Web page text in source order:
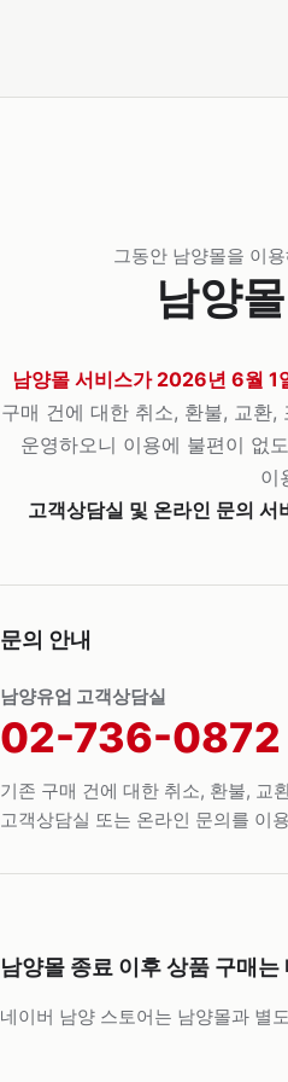
그동안 남양몰을 이
남양
남양몰 서비스가 2026년 6월 1
구매 건에 대한 취소, 환불, 교환
운영하오니 이용에 불편이 없
이
고객상담실 및 온라인 문의
문의 안내
남양유업 고객상담실
02-736-0872
기존 구매 건에 대한 취소, 환불, 교
고객상담실 또는 온라인 문의를 이
남양몰 종료 이후 상품 구매는
네이버 남양 스토어는 남양몰과 별